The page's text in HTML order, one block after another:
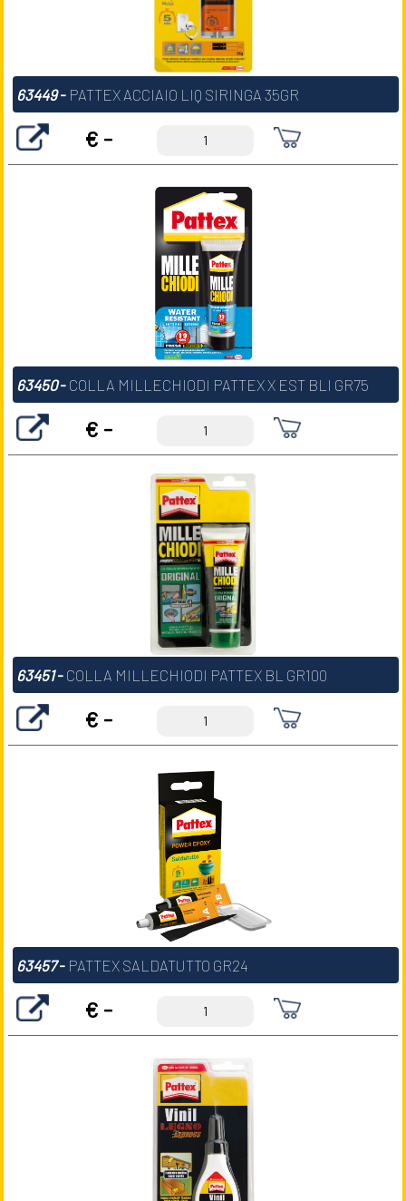
63449- PATTEX ACCIAIO LIQ SIRINGA 35GR
€ -
63450- COLLA MILLECHIODI PATTEX X EST BLI GR75
€ -
63451- COLLA MILLECHIODI PATTEX BL GR100
€ -
63457- PATTEX SALDATUTTO GR24
€ -